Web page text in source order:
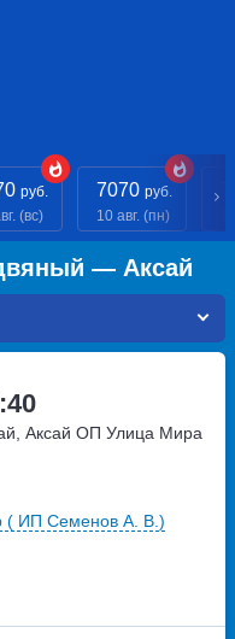
руб.
(вс)
7070 руб.
10 авг. (пн)
— Аксай
Аксай ОП Улица Мира
( ИП Семенов А. В.)